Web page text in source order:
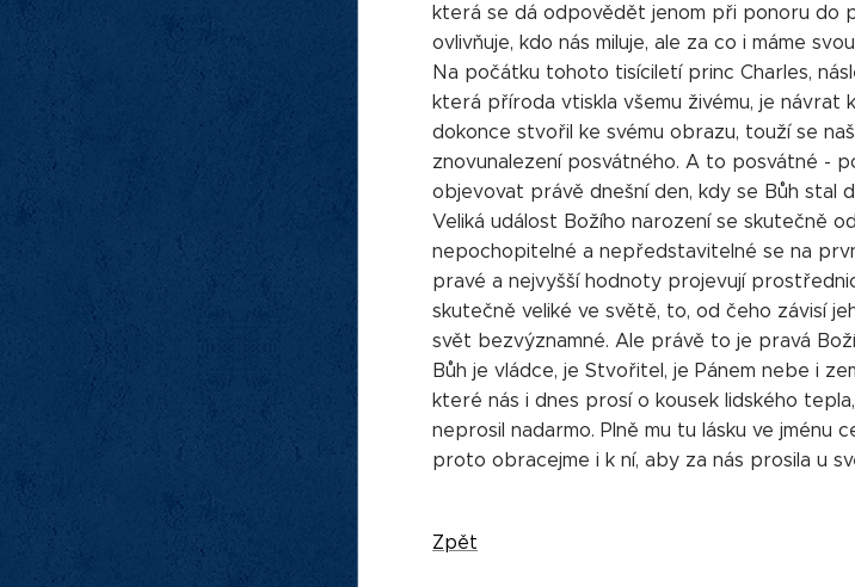
která se dá odpovědět jenom při ponoru do
ovlivňuje, kdo nás miluje, ale za co i máme
Na počátku tohoto tisíciletí princ Charles,
která příroda vtiskla všemu živému, je návrat
dokonce stvořil ke svému obrazu, touží se
znovunalezení posvátného. A to posvátné -
objevovat právě dnešní den, kdy se Bůh stal
Veliká událost Božího narození se skutečně
nepochopitelné a nepředstavitelné se na
pravé a nejvyšší hodnoty projevují
skutečně veliké ve světě, to, od čeho závisí
svět bezvýznamné. Ale právě to je pravá
Bůh je vládce, je Stvořitel, je Pánem nebe i
které nás i dnes prosí o kousek lidského
neprosil nadarmo. Plně mu tu lásku ve jménu
proto obracejme i k ní, aby za nás prosila u
Zpět